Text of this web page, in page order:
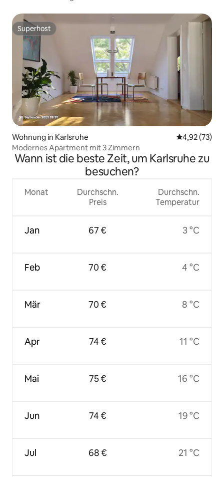
Superhost
Superhost
Wohnung in Karlsruhe
4,92 (73)
Modernes Apartment mit 3 Zimmern
Wann ist die beste Zeit, um Karlsruhe zu
besuchen?
Monat
Jan
Feb
Mär
Apr
Mai
Jun
Jul
Durchschn.
Preis
67 €
70 €
70 €
74 €
75 €
74 €
68 €
Durchschn.
Temperatur
3 °C
4 °C
8 °C
11 °C
16 °C
19 °C
21 °C